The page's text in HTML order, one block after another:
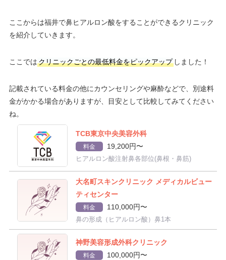
ここからは福井で鼻ヒアルロン酸をすることができるクリニック
を紹介していきます。
ここではクリニックごとの最低料金をピックアップしました！
記載されている料金の他にカウンセリングや麻酔などで、別途料
金がかかる場合がありますが、目安として比較してみてください
ね。
TCB東京中央美容外科
料金 19,200円〜
ヒアルロン酸注射鼻各部位(鼻根・鼻筋)
大名町スキンクリニック メディカルビュー
ティセンター
料金 110,000円〜
鼻の形成（ヒアルロン酸）鼻1本
神野美容形成外科クリニック
料金 100,000円〜